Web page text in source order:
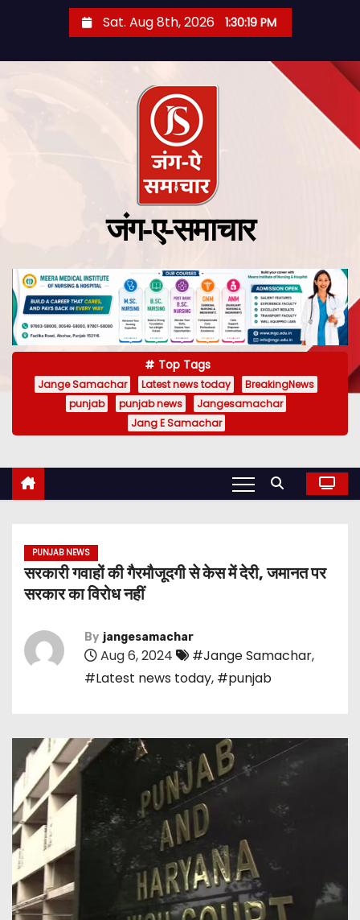
Sat. Aug 8th, 2026 1:30:20 PM
जंग-ए-समाचार
Top Tags
Jange Samachar Latest news today
BreakingNews
punjab
punjab news
Jangesamachar
Jang E Samachar
PUNJAB NEWS
सरकारी गवाहों की गैरमौजूदगी से केस में देरी, जमानत पर
सरकार का विरोध नहीं
By jangesamachar
Aug 6, 2024 #Jange Samachar,
#Latest news today, #punjab